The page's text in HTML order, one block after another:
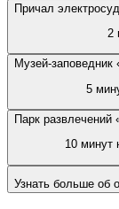
Причал
2
Музей-заповедник
5
Парк
10 минут
Узнать больше об